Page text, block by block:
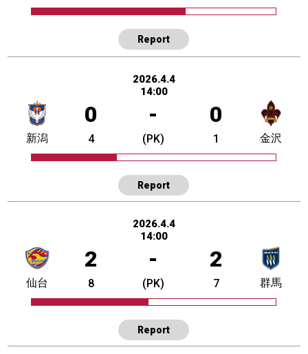
Report
2026.4.4
14:00
0 - 0
新潟 4 (PK) 1 金沢
Report
2026.4.4
14:00
2 - 2
仙台 8 (PK) 7 群馬
Report